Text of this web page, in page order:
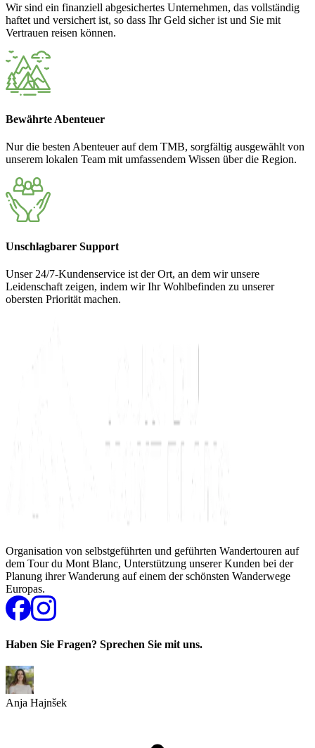
Wir sind ein finanziell abgesichertes Unternehmen, das vollständig
haftet und versichert ist, so dass Ihr Geld sicher ist und Sie mit
Vertrauen reisen können.
Bewährte Abenteuer
Nur die besten Abenteuer auf dem TMB, sorgfältig ausgewählt von
unserem lokalen Team mit umfassendem Wissen über die Region.
Unschlagbarer Support
Unser 24/7-Kundenservice ist der Ort, an dem wir unsere
Leidenschaft zeigen, indem wir Ihr Wohlbefinden zu unserer
obersten Priorität machen.
Organisation von selbstgeführten und geführten Wandertouren auf
dem Tour du Mont Blanc, Unterstützung unserer Kunden bei der
Planung ihrer Wanderung auf einem der schönsten Wanderwege
Europas.
Haben Sie Fragen? Sprechen Sie mit uns.
Anja Hajnšek